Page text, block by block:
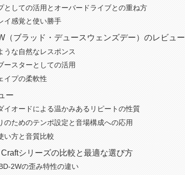
としての活用とオーバードライブとの重ね方
イ感覚と使い勝手
（ブラッド・デュースウェンズデー）のレビュー
うな自然なレスポンス
ースターとしての活用
イプの柔軟性
ー
イオードによる温かみあるリピートの性質
のためのテンポ設定と音場構成への応用
い方と音質比較
シリーズの比較と最適な選び方
2Wの歪み特性の違い